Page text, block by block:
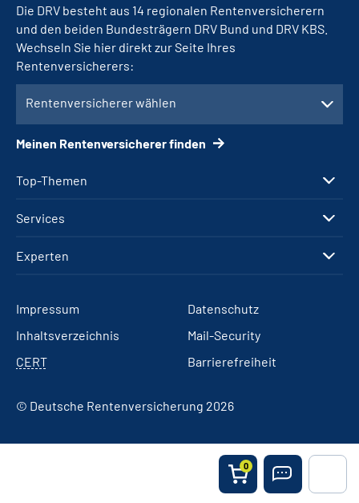
0
Top-Themen
Services
Experten
Die DRV besteht aus 14 regionalen Rentenversicherern
und den beiden Bundesträgern DRV Bund und DRV KBS.
Wechseln Sie hier direkt zur Seite Ihres
Rentenversicherers:
Rentenversicherer wählen
Meinen Rentenversicherer finden
Impressum
Datenschutz
Inhaltsverzeichnis
Mail-Security
CERT
Barrierefreiheit
© Deutsche Rentenversicherung 2026